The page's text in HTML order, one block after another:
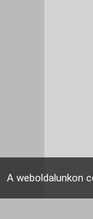
A weboldalunkon